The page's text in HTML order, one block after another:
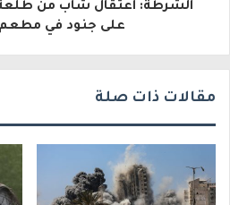
الشرطة: اعتقال شاب من طلعة
على جنود في مطعم
مقالات ذات صلة